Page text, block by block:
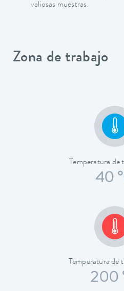
valiosas muestras.
Zona de trabajo
Temperatura de
40
Temperatura de
200